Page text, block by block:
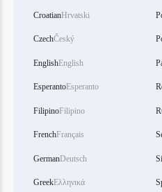
CroatianHrvatski
CzechČeský
EnglishEnglish
EsperantoEsperanto
FilipinoFilipino
FrenchFrançais
GermanDeutsch
GreekΕλληνικά